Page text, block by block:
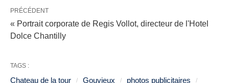
PRÉCÉDENT
« Portrait corporate de Regis Vollot, directeur de l'Hotel
Dolce Chantilly
TAGS :
Chateau de la tour Gouvieux
photos publicitaires